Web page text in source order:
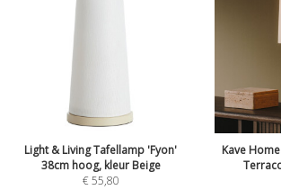
Light & Living Tafellamp 'Fyon'
38cm hoog, kleur Beige
€55,80
Kave